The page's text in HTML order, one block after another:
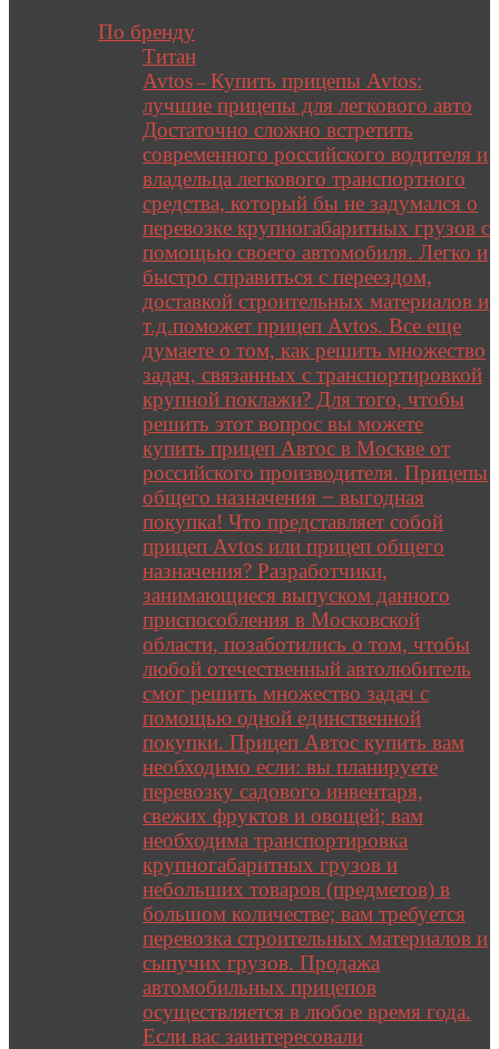
По бренду
Титан
Avtos – Купить прицепы Avtos:
лучшие прицепы для легкового авто
Достаточно сложно встретить
современного российского водителя и
владельца легкового транспортного
средства, который бы не задумался о
перевозке крупногабаритных грузов с
помощью своего автомобиля. Легко и
быстро справиться с переездом,
доставкой строительных материалов и
т.д.поможет прицеп Avtos. Все еще
думаете о том, как решить множество
задач, связанных с транспортировкой
крупной поклажи? Для того, чтобы
решить этот вопрос вы можете
купить прицеп Автос в Москве от
российского производителя. Прицепы
общего назначения − выгодная
покупка! Что представляет собой
прицеп Avtos или прицеп общего
назначения? Разработчики,
занимающиеся выпуском данного
приспособления в Московской
области, позаботились о том, чтобы
любой отечественный автолюбитель
смог решить множество задач с
помощью одной единственной
покупки. Прицеп Автос купить вам
необходимо если: вы планируете
перевозку садового инвентаря,
свежих фруктов и овощей; вам
необходима транспортировка
крупногабаритных грузов и
небольших товаров (предметов) в
большом количестве; вам требуется
перевозка строительных материалов и
сыпучих грузов. Продажа
автомобильных прицепов
осуществляется в любое время года.
Если вас заинтересовали